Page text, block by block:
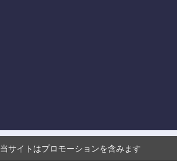
当サイトはプロモーションを含みます